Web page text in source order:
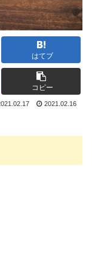
はてブ
コピー
2021.02.16